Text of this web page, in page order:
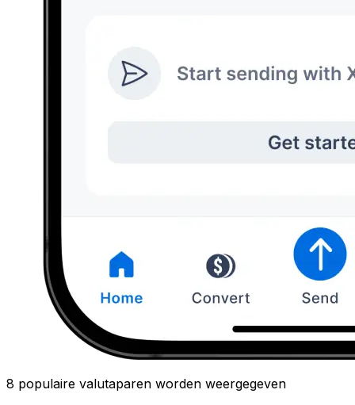
8 populaire valutaparen worden weergegeven